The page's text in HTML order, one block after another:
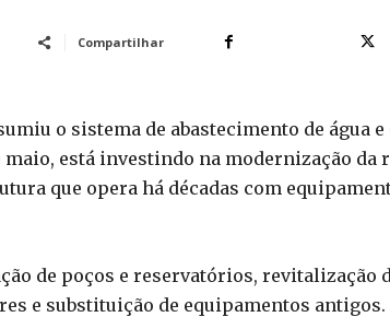
Compartilhar
o sistema de abastecimento de água
está investindo na modernização da
que opera há décadas com
de poços e reservatórios, revitalização
e substituição de equipamentos antigos.